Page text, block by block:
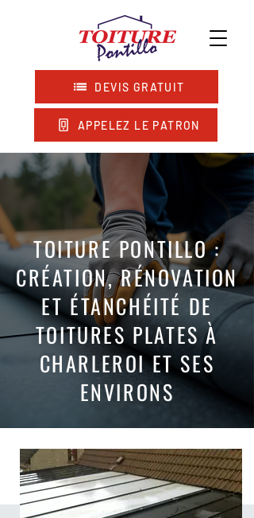
DEVIS GRATUIT
APPELEZ LE PATRON
TOITURE PONTILLO :
CRÉATION, RÉNOVATION
ET ÉTANCHÉITÉ DE
TOITURES PLATES À
CHARLEROI ET SES
ENVIRONS